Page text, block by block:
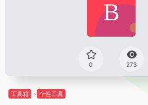
0 273
工具箱 个性工具